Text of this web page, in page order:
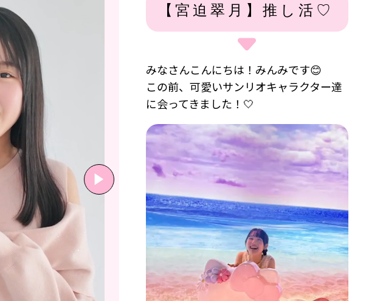
【宮迫翠月】推し活♡
みなさんこんにちは！みんみです😊
この前、可愛いサンリオキャラクター達
に会ってきました！🤍